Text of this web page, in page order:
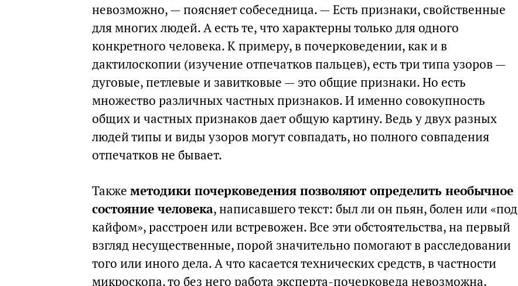
невозможно, — поясняет собеседница. — Есть признаки, свойственные
для многих людей. А есть те, что характерны только для одного
конкретного человека. К примеру, в почерковедении, как и в
дактилоскопии (изучение отпечатков пальцев), есть три типа узоров —
дуговые, петлевые и завитковые — это общие признаки. Но есть
множество различных частных признаков. И именно совокупность
общих и частных признаков дает общую картину. Ведь у двух разных
людей типы и виды узоров могут совпадать, но полного совпадения
отпечатков не бывает.
Также методики почерковедения позволяют определить необычное
состояние человека, написавшего текст: был ли он пьян, болен или «под
кайфом», расстроен или встревожен. Все эти обстоятельства, на первый
взгляд несущественные, порой значительно помогают в расследовании
того или иного дела. А что касается технических средств, в частности
микроскопа, то без него работа эксперта-почерковеда невозможна.